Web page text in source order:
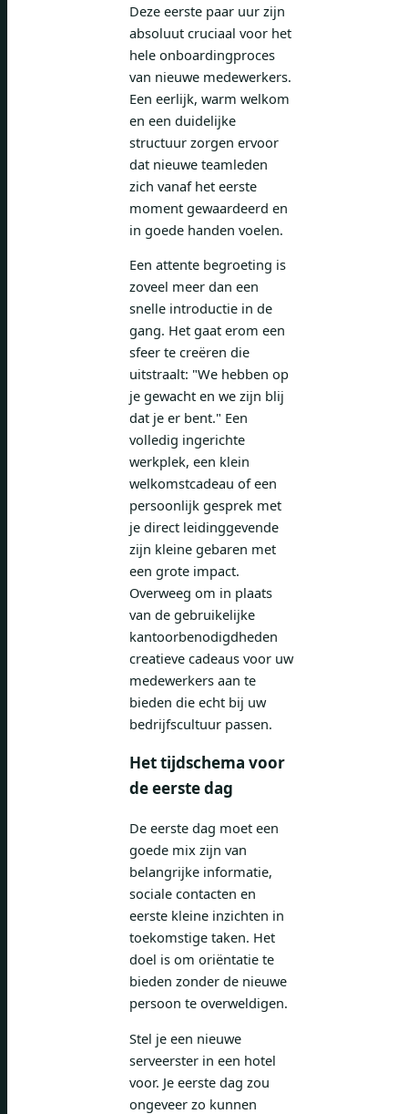
Deze eerste paar uur zijn
absoluut cruciaal voor het
hele onboardingproces
van nieuwe medewerkers.
Een eerlijk, warm welkom
en een duidelijke
structuur zorgen ervoor
dat nieuwe teamleden
zich vanaf het eerste
moment gewaardeerd en
in goede handen voelen.
Een attente begroeting is
zoveel meer dan een
snelle introductie in de
gang. Het gaat erom een ​​
sfeer te creëren die
uitstraalt: "We hebben op
je gewacht en we zijn blij
dat je er bent." Een
volledig ingerichte
werkplek, een klein
welkomstcadeau of een
persoonlijk gesprek met
je direct leidinggevende
zijn kleine gebaren met
een grote impact.
Overweeg om in plaats
van de gebruikelijke
kantoorbenodigdheden
creatieve cadeaus voor uw
medewerkers aan te
bieden die echt bij uw
bedrijfscultuur passen.
Het tijdschema voor
de eerste dag
De eerste dag moet een
goede mix zijn van
belangrijke informatie,
sociale contacten en
eerste kleine inzichten in
toekomstige taken. Het
doel is om oriëntatie te
bieden zonder de nieuwe
persoon te overweldigen.
Stel je een nieuwe
serveerster in een hotel
voor. Je eerste dag zou
ongeveer zo kunnen